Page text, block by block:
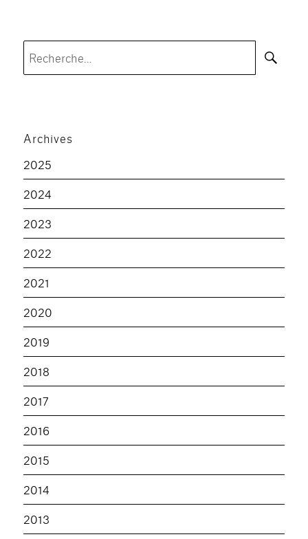
Archives
2025
2024
2023
2022
2021
2020
2019
2018
2017
2016
2015
2014
2013